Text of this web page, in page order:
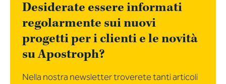
Desiderate essere informati
regolarmente sui nuovi
progetti per i clienti e le novità
su Apostroph?
Nella nostra newsletter troverete tanti articoli